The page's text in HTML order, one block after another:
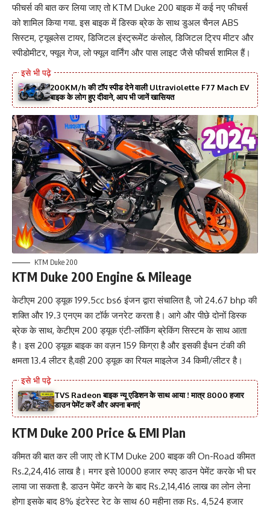
फीचर्स की बात कर लिया जाए तो KTM Duke 200 बाइक में कई नए फीचर्स
को शामिल किया गया. इस बाइक में डिस्क ब्रेक के साथ डुअल चैनल ABS
सिस्टम, ट्यूबलेस टायर, डिजिटल इंस्ट्रूमेंट कंसोल, डिजिटल ट्रिप मीटर और
स्पीडोमीटर, फ्यूल गेज, लो फ्यूल वार्निंग और पास लाइट जैसे फीचर्स शामिल हैं।
200KM/h की टॉप स्पीड देने वाली Ultraviolette F77 Mach EV
बाइक के लोग हुए दीवाने, आप भी जानें खासियत
KTM Duke 200
KTM Duke 200 Engine & Mileage
केटीएम 200 ड्यूक 199.5cc bs6 इंजन द्वारा संचालित है, जो 24.67 bhp की
शक्ति और 19.3 एनएम का टॉर्क जनरेट करता है। आगे और पीछे दोनों डिस्क
ब्रेक के साथ, केटीएम 200 ड्यूक एंटी-लॉकिंग ब्रेकिंग सिस्टम के साथ आता
है। इस 200 ड्यूक बाइक का वज़न 159 किग्रा है और इसकी ईंधन टंकी की
क्षमता 13.4 लीटर है,वही 200 ड्यूक का रियल माइलेज 34 किमी/लीटर है।
TVS Radeon बाइक न्यू एडिशन के साथ आया ! मात्र 8000 हजार
डाउन पेमेंट करें और अपना बनाएं
KTM Duke 200 Price & EMI Plan
कीमत की बात कर ली जाए तो KTM Duke 200 बाइक की On-Road कीमत
Rs.2,24,416 लाख है। मगर इसे 10000 हजार रुपए डाउन पेमेंट करके भी घर
लाया जा सकता है. डाउन पेमेंट करने के बाद Rs.2,14,416 लाख का लोन लेना
होगा इसके बाद 8% इंटरेस्ट रेट के साथ 60 महीना तक Rs. 4,524 हजार